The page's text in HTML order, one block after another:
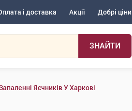
і доставка Акції Добрі ціни
ЗНАЙТИ
Яєчників У Харкові